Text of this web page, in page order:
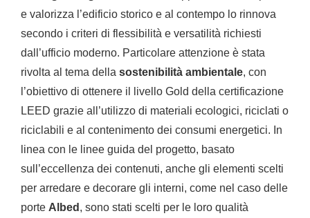
e valorizza l’edificio storico e al contempo lo rinnova
secondo i criteri di flessibilità e versatilità richiesti
dall’ufficio moderno. Particolare attenzione è stata
rivolta al tema della sostenibilità ambientale, con
l’obiettivo di ottenere il livello Gold della certificazione
LEED grazie all’utilizzo di materiali ecologici, riciclati o
riciclabili e al contenimento dei consumi energetici. In
linea con le linee guida del progetto, basato
sull’eccellenza dei contenuti, anche gli elementi scelti
per arredare e decorare gli interni, come nel caso delle
porte Albed , sono stati scelti per le loro qualità